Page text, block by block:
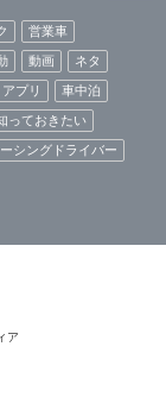
営業車
動画
ネタ
アプリ
車中泊
っておきたい
シングドライバー
ア